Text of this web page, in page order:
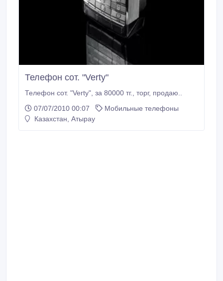
Телефон сот. "Verty"
Телефон сот. "Verty", за 80000 тг., торг, продаю..
07/07/2010 00:07
Мобильные телефоны
Казахстан, Атырау